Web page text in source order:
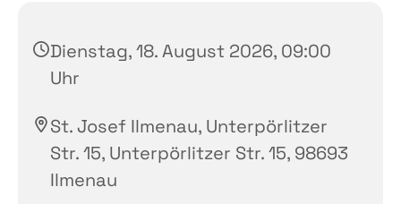
Dienstag, 18. August 2026, 09:00
Uhr
St. Josef Ilmenau, Unterpörlitzer
Str. 15, Unterpörlitzer Str. 15, 98693
Ilmenau